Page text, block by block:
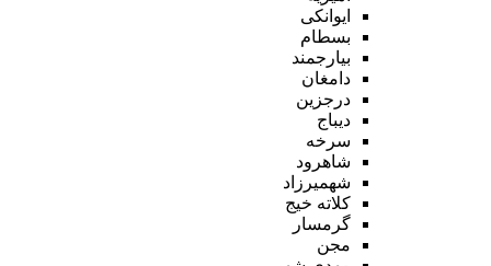
ایوانکی
بسطام
بیارجمند
دامغان
درجزین
دیباج
سرخه
شاهرود
شهمیرزاد
کلاته خیج
گرمسار
مجن